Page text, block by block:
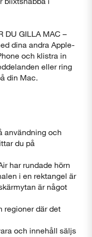
DU GILLA MAC –
dina andra Apple-
och klistra in
eller ring
din Mac.
användning och
du på
har rundade hörn
i en rektangel är
är något
regioner där det
och innehåll säljs